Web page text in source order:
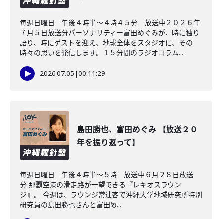
毎週日曜日 午後４時半～４時４５分 放送中２０２６年
７月５日放送分パーソナリティー富田めぐみが、時に独り
語り、時にゲストを迎え、地球全体をスタジオに、その
時々の思いを発信します。１５分間のラジオコラム...
2026.07.05 |00:11:29
島田勝也、富田めぐみ 【放送２０
年を振り返って】
毎週日曜日 午後４時半～５時 放送中６月２８日放送
分 那覇空港の滑走路が一望できる『レキオスラウン
ジ』。 今週は、ラウンジ常連客で沖縄大学地域研究所特別
研究員の島田勝也さんと富田め...